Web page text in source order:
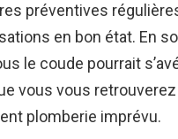
préventives
en bon état. En
le coude pourrait
vous vous
plomberie imprévu.